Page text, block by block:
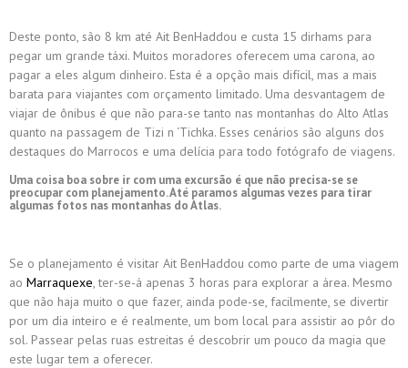
Deste ponto, são 8 km até Ait BenHaddou e custa 15 dirhams para
pegar um grande táxi. Muitos moradores oferecem uma carona, ao
pagar a eles algum dinheiro. Esta é a opção mais difícil, mas a mais
barata para viajantes com orçamento limitado. Uma desvantagem de
viajar de ônibus é que não para-se tanto nas montanhas do Alto Atlas
quanto na passagem de Tizi n ‘Tichka. Esses cenários são alguns dos
destaques do Marrocos e uma delícia para todo fotógrafo de viagens.
Uma coisa boa sobre ir com uma excursão é que não precisa-se se
preocupar com planejamento. Até paramos algumas vezes para tirar
algumas fotos nas montanhas do Atlas.
Se o planejamento é visitar Ait BenHaddou como parte de uma viagem
ao Marraquexe, ter-se-á apenas 3 horas para explorar a área. Mesmo
que não haja muito o que fazer, ainda pode-se, facilmente, se divertir
por um dia inteiro e é realmente, um bom local para assistir ao pôr do
sol. Passear pelas ruas estreitas é descobrir um pouco da magia que
este lugar tem a oferecer.